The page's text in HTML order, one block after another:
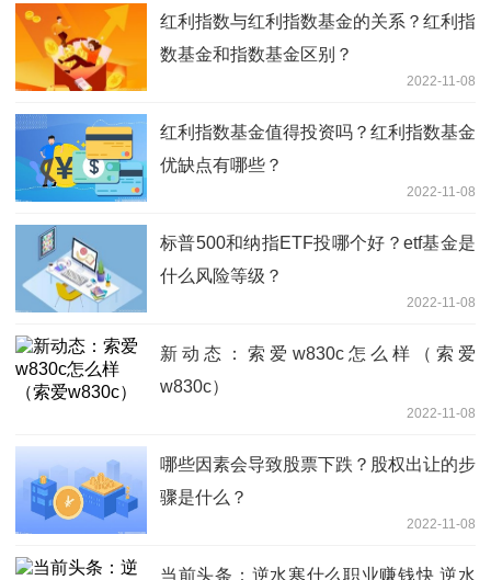
红利指数与红利指数基金的关系？红利指
数基金和指数基金区别？
2022-11-08
红利指数基金值得投资吗？红利指数基金
优缺点有哪些？
2022-11-08
标普500和纳指ETF投哪个好？etf基金是
什么风险等级？
2022-11-08
新动态：索爱w830c怎么样（索爱
w830c）
2022-11-08
哪些因素会导致股票下跌？股权出让的步
骤是什么？
2022-11-08
当前头条：逆水寒什么职业赚钱快 逆水